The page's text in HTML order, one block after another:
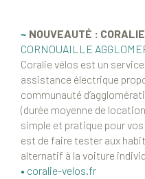
~ NOUVEAUTÉ :
CORNOUAILLE
Coralie vélos est un
assistance électrique
communauté
(durée moyenne de
simple et pratique pour
est de faire tester aux
alternatif à la voiture
• coralie-velos.fr